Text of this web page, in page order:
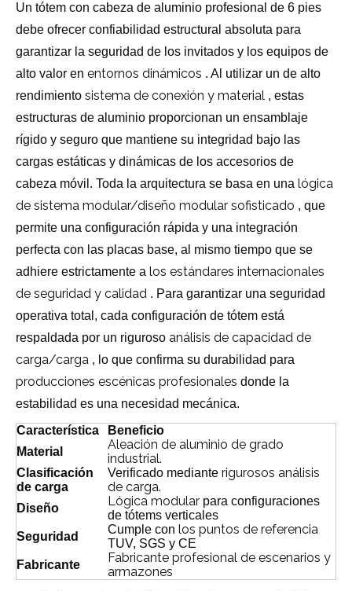
Un tótem con cabeza de aluminio profesional de 6 pies
debe ofrecer confiabilidad estructural absoluta para
garantizar la seguridad de los invitados y los equipos de
alto valor en entornos dinámicos . Al utilizar un de alto
rendimiento sistema de conexión y material , estas
estructuras de aluminio proporcionan un ensamblaje
rígido y seguro que mantiene su integridad bajo las
cargas estáticas y dinámicas de los accesorios de
cabeza móvil. Toda la arquitectura se basa en una lógica
de sistema modular/diseño modular sofisticado , que
permite una configuración rápida y una integración
perfecta con las placas base, al mismo tiempo que se
adhiere estrictamente a los estándares internacionales
de seguridad y calidad . Para garantizar una seguridad
operativa total, cada configuración de tótem está
respaldada por un riguroso análisis de capacidad de
carga/carga , lo que confirma su durabilidad para
producciones escénicas profesionales donde la
estabilidad es una necesidad mecánica.
Característica
Beneficio
Material
Aleación de aluminio de grado
industrial.
Clasificación
de carga
Verificado mediante rigurosos análisis
de carga.
Diseño Lógica modular para configuraciones
de tótems verticales
Seguridad
Cumple con los puntos de referencia
TUV, SGS y CE
Fabricante
Fabricante profesional de escenarios y
armazones